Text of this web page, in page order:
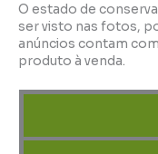
O estado de
ser visto nas fotos,
anúncios contam
produto à venda.